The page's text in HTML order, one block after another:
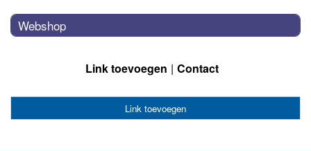
Webshop
Link toevoegen Contact
Link toevoegen